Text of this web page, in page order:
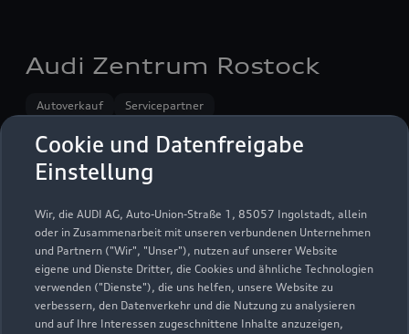
Cookie und Datenfreigabe
Einstellung
Wir, die AUDI AG, Auto-Union-Straße 1, 85057 Ingolstadt, allein
oder in Zusammenarbeit mit unseren verbundenen Unternehmen
und Partnern ("Wir", "Unser"), nutzen auf unserer Website
eigene und Dienste Dritter, die Cookies und ähnliche Technologien
verwenden ("Dienste"), die uns helfen, unsere Website zu
verbessern, den Datenverkehr und die Nutzung zu analysieren
und auf Ihre Interessen zugeschnittene Inhalte anzuzeigen,
Audi Zentrum Rostock
Autoverkauf
Servicepartner